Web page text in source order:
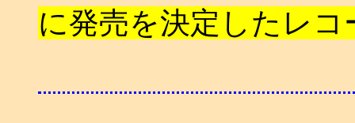
に発売を決定したレ